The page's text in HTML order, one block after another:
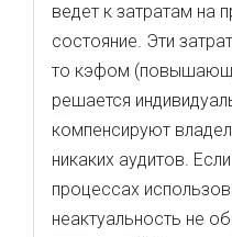
ведет к затратам на
состояние. Эти
то кэфом
решается
компенсируют
никаких аудитов.
процессах
неактуальность не